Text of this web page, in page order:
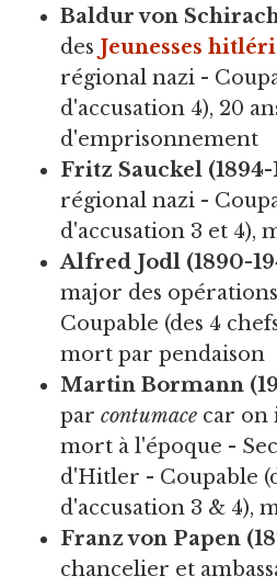
Baldur von Schirach
des Jeunesses
régional nazi -
d'accusation 4), 20
d'emprisonnement
Fritz Sauckel (1894-
régional nazi -
d'accusation 3 et 4),
Alfred Jodl (1890-
major des
Coupable (des 4
mort par pendaison
Martin Bormann
par contumace car on
mort à l'époque -
d'Hitler - Coupable
d'accusation 3 & 4),
Franz von Papen
chancelier et